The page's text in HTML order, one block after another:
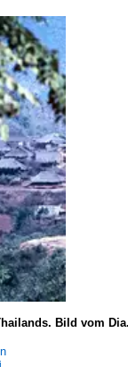
Bild vom